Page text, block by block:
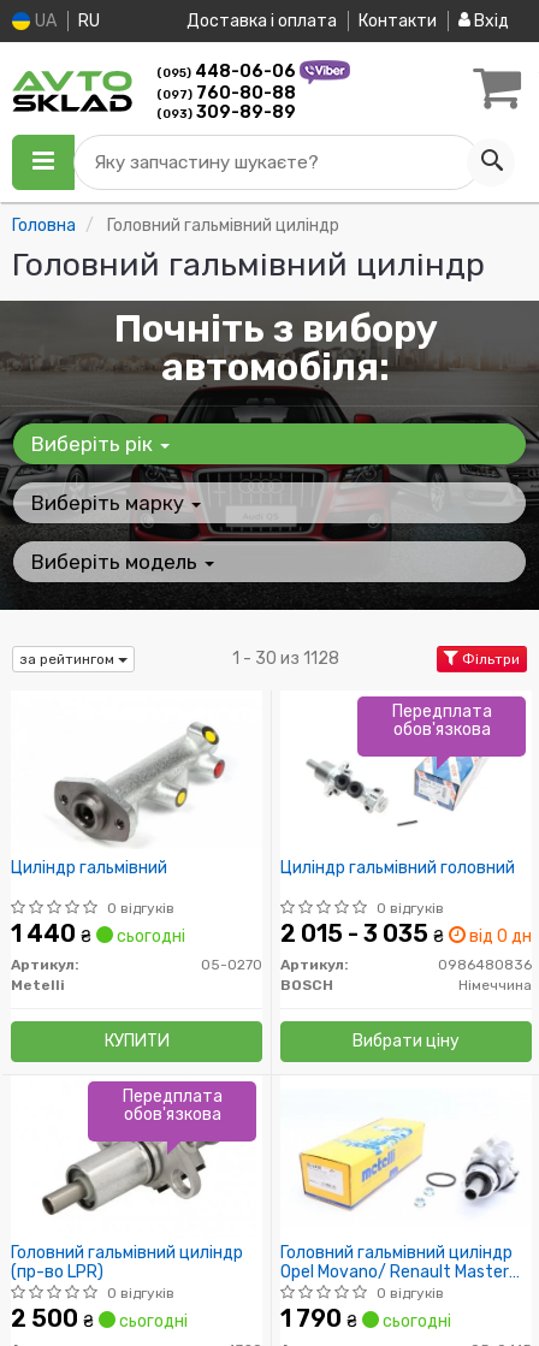
UA RU Доставка і оплата Контакти Вхід
(095) 448-06-06
(097) 760-80-88
(093) 309-89-89
Яку запчастину шукаєте?
Головна Головний гальмівний циліндр
Головний гальмівний циліндр
Почніть з вибору
автомобіля:
Виберіть рік
Виберіть марку
Виберіть модель
за рейтингом 1 - 30 из 1128 Фільтри
Циліндр гальмівний
0 відгуків
1 440 ₴ сьогодні
Артикул:
05-0270
Metelli
КУПИТИ
Циліндр гальмівний головний
0 відгуків
2 015 - 3 035 ₴ від 0 дн.
Артикул:
0986480836
BOSCH
Німеччина
Вибрати ціну
Передплата
обов'язкова
Головний гальмівний циліндр
(пр-во LPR)
0 відгуків
2 500 ₴ сьогодні
Передплата
обов'язкова
Головний гальмівний циліндр
Opel Movano/ Renault Master
1.9/2.5 D/TD
0 відгуків
1 790 ₴ сьогодні